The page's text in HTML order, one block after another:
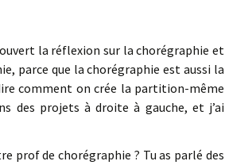
la réflexion sur la chorégraphie et
parce que la chorégraphie est aussi la
comment on crée la partition-même
des projets à droite à gauche, et j’ai
prof de chorégraphie ? Tu as parlé des